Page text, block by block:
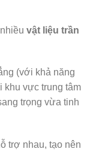
vật liệu trần
(với khả năng
khu vực trung tâm
trọng vừa tinh
trợ nhau, tạo nên